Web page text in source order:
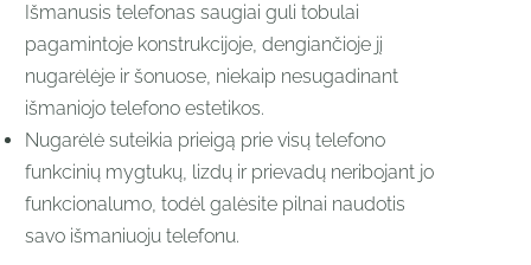
Išmanusis telefonas saugiai guli tobulai
pagamintoje konstrukcijoje, dengiančioje jį
nugarėlėje ir šonuose, niekaip nesugadinant
išmaniojo telefono estetikos.
Nugarėlė suteikia prieigą prie visų telefono
funkcinių mygtukų, lizdų ir prievadų neribojant jo
funkcionalumo, todėl galėsite pilnai naudotis
savo išmaniuoju telefonu.